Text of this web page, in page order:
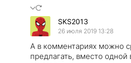
SKS2013
26 июля 2019 13:28
А в комментариях можно
предлагать, вместо